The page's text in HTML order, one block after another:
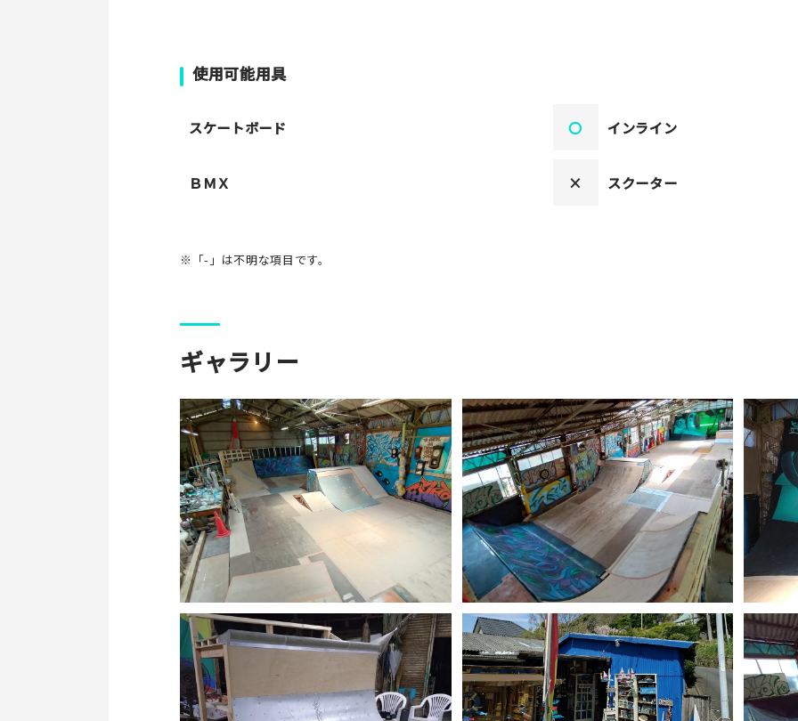
使用可能用具
スケートボード 〇 インライン
ＢＭＸ × スクーター
※「-」は不明な項目です。
ギャラリー